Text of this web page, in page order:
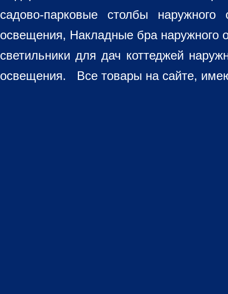
садово-парковые столбы
освещения, Накладные бра наружного
светильники для дач коттеджей
освещения. Все товары на сайте,